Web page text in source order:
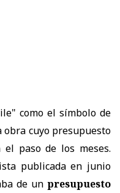
como el símbolo de
obra cuyo presupuesto
paso de los meses.
publicada en junio
de un presupuesto